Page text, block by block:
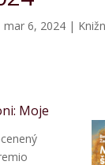
mar 6, 2024|
Moje